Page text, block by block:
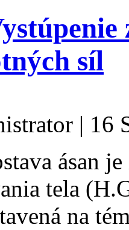
síl
| 16
ásan
tela
na